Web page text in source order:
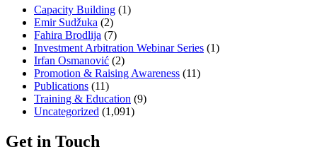
Capacity Building (1)
Emir Sudžuka​ (2)
Fahira Brodlija (7)
Investment Arbitration Webinar Series (1)
Irfan Osmanović​ (2)
Promotion & Raising Awareness (11)
Publications (11)
Training & Education (9)
Uncategorized (1,091)
Get in Touch